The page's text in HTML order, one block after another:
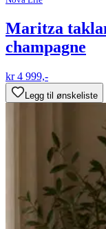
Maritza
champagne
kr 4 999,-
Legg til ønskeliste